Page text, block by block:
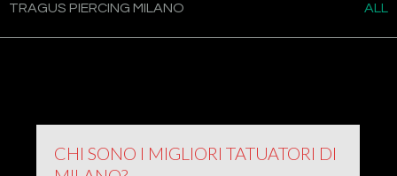
TRAGUS PIERCING MILANO
ALL
CHI SONO I MIGLIORI TATUATORI DI